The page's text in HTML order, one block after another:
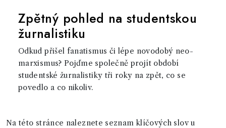
Zpětný pohled na studentskou
žurnalistiku
Odkud přišel fanatismus či lépe novodobý neo-
marxismus? Pojďme společně projít období
studentské žurnalistiky tři roky na zpět, co se
povedlo a co nikoliv.
Na této stránce naleznete seznam klíčových slov u